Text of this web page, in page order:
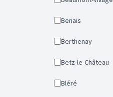
Benais
Berthenay
Betz-le-Château
Bléré